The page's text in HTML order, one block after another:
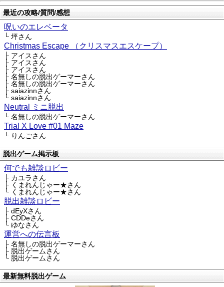
最近の攻略/質問/感想
呪いのエレベータ
└ 坪さん
Christmas Escape （クリスマスエスケープ）
├ アイスさん
├ アイスさん
├ アイスさん
├ 名無しの脱出ゲーマーさん
├ 名無しの脱出ゲーマーさん
├ saiazinnさん
└ saiazinnさん
Neutral ミニ脱出
└ 名無しの脱出ゲーマーさん
Trial X Love #01 Maze
└ りんごさん
脱出ゲーム掲示板
何でも雑談ロビー
├ カユラさん
├ くまれんじゃー★さん
└ くまれんじゃー★さん
脱出雑談ロビー
├ dEyXさん
├ CDDeさん
└ ゆなさん
運営への伝言板
├ 名無しの脱出ゲーマーさん
├ 脱出ゲームさん
└ 脱出ゲームさん
最新無料脱出ゲーム